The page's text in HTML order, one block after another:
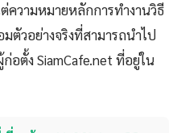
ความหมายหลักการทำงานวิธี
ตัวอย่างจริงที่สามารถนำไป
ตั้ง SiamCafe.net ที่อยู่ใน